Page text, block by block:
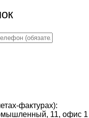
фактурах):
11, офис 1